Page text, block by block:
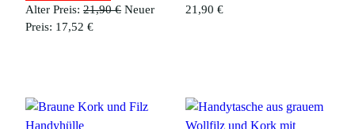
Alter Preis: 21,90€ Ursprünglicher
Neuer
Preis: 17,52 €Aktueller
21,90€